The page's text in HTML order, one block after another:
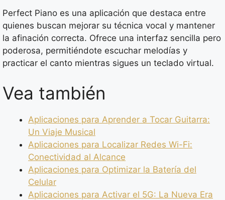
Perfect Piano es una aplicación que destaca entre
quienes buscan mejorar su técnica vocal y mantener
la afinación correcta. Ofrece una interfaz sencilla pero
poderosa, permitiéndote escuchar melodías y
practicar el canto mientras sigues un teclado virtual.
Vea también
Aplicaciones para Aprender a Tocar Guitarra:
Un Viaje Musical
Aplicaciones para Localizar Redes Wi-Fi:
Conectividad al Alcance
Aplicaciones para Optimizar la Batería del
Celular
Aplicaciones para Activar el 5G: La Nueva Era